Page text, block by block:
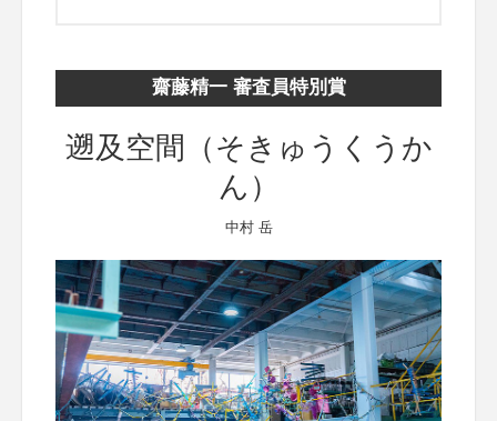
齋藤精一 審査員特別賞
遡及空間（そきゅうくうか
ん）
中村 岳